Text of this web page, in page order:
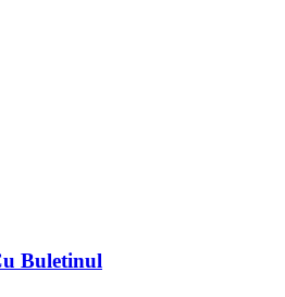
Buletinul